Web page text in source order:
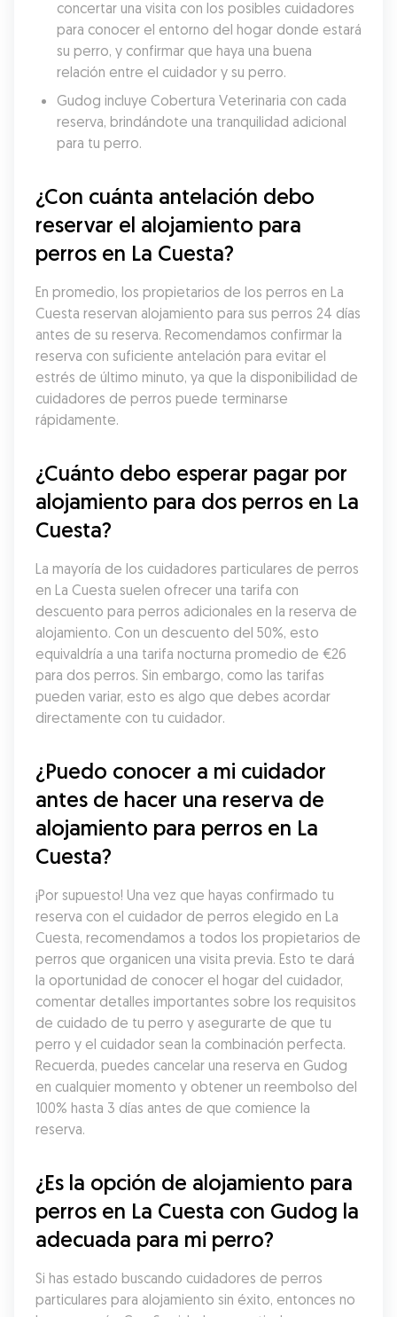
concertar una visita con los posibles cuidadores
para conocer el entorno del hogar donde estará
su perro, y confirmar que haya una buena
relación entre el cuidador y su perro.
Gudog incluye Cobertura Veterinaria con cada
reserva, brindándote una tranquilidad adicional
para tu perro.
¿Con cuánta antelación debo
reservar el alojamiento para
perros en La Cuesta?
En promedio, los propietarios de los perros en La
Cuesta reservan alojamiento para sus perros 24 días
antes de su reserva. Recomendamos confirmar la
reserva con suficiente antelación para evitar el
estrés de último minuto, ya que la disponibilidad de
cuidadores de perros puede terminarse
rápidamente.
¿Cuánto debo esperar pagar por
alojamiento para dos perros en La
Cuesta?
La mayoría de los cuidadores particulares de perros
en La Cuesta suelen ofrecer una tarifa con
descuento para perros adicionales en la reserva de
alojamiento. Con un descuento del 50%, esto
equivaldría a una tarifa nocturna promedio de €26
para dos perros. Sin embargo, como las tarifas
pueden variar, esto es algo que debes acordar
directamente con tu cuidador.
¿Puedo conocer a mi cuidador
antes de hacer una reserva de
alojamiento para perros en La
Cuesta?
¡Por supuesto! Una vez que hayas confirmado tu
reserva con el cuidador de perros elegido en La
Cuesta, recomendamos a todos los propietarios de
perros que organicen una visita previa. Esto te dará
la oportunidad de conocer el hogar del cuidador,
comentar detalles importantes sobre los requisitos
de cuidado de tu perro y asegurarte de que tu
perro y el cuidador sean la combinación perfecta.
Recuerda, puedes cancelar una reserva en Gudog
en cualquier momento y obtener un reembolso del
100% hasta 3 días antes de que comience la
reserva.
¿Es la opción de alojamiento para
perros en La Cuesta con Gudog la
adecuada para mi perro?
Si has estado buscando cuidadores de perros
particulares para alojamiento sin éxito, entonces no